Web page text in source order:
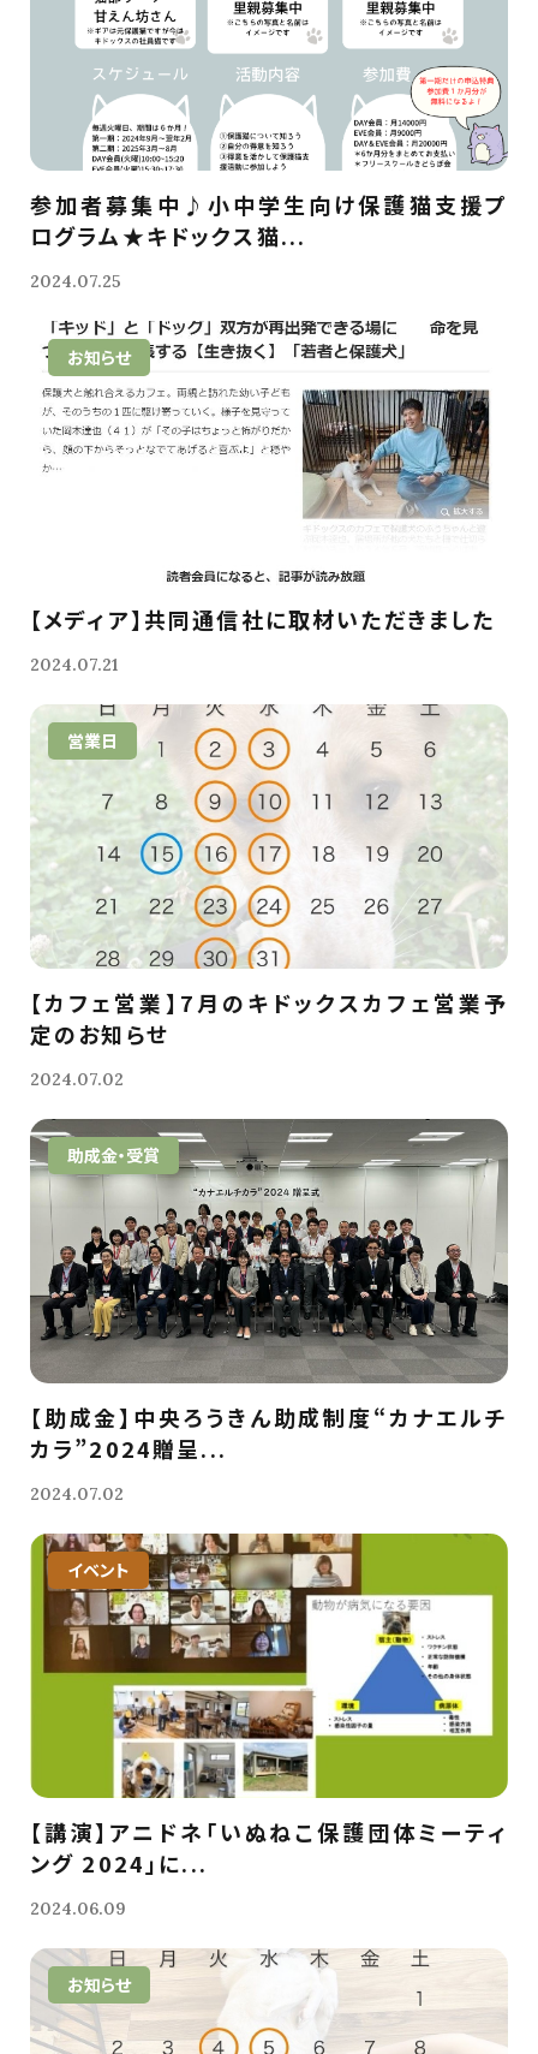
参加者募集中♪小中学生向け保護猫支援プ
ログラム★キドックス猫...
2024.07.25
お知らせ
【メディア】共同通信社に取材いただきました
2024.07.21
営業日
【カフェ営業】7月のキドックスカフェ営業予
定のお知らせ
2024.07.02
助成金・受賞
【助成金】中央ろうきん助成制度“カナエルチ
カラ”2024贈呈...
2024.07.02
イベント
【講演】アニドネ「いぬねこ保護団体ミーティ
ング 2024」に...
2024.06.09
お知らせ